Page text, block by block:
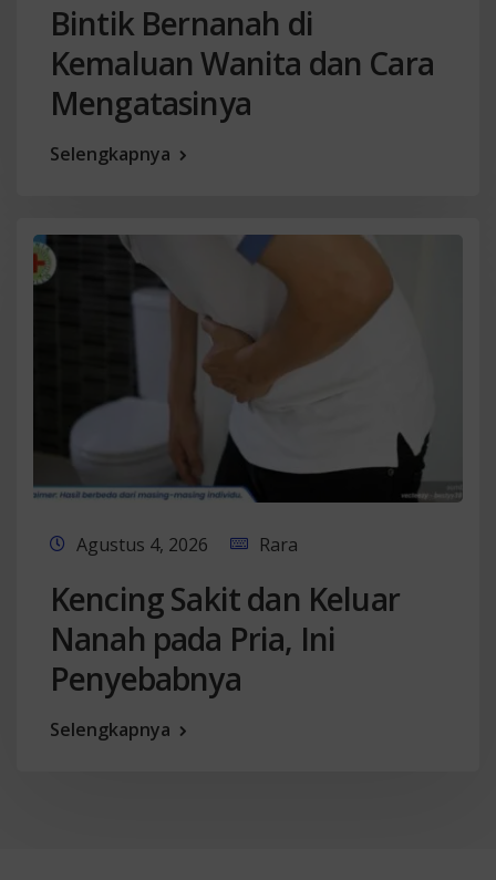
Bintik Bernanah di
Kemaluan Wanita dan Cara
Mengatasinya
Selengkapnya
Agustus 4, 2026 Rara
Kencing Sakit dan Keluar
Nanah pada Pria, Ini
Penyebabnya
Selengkapnya